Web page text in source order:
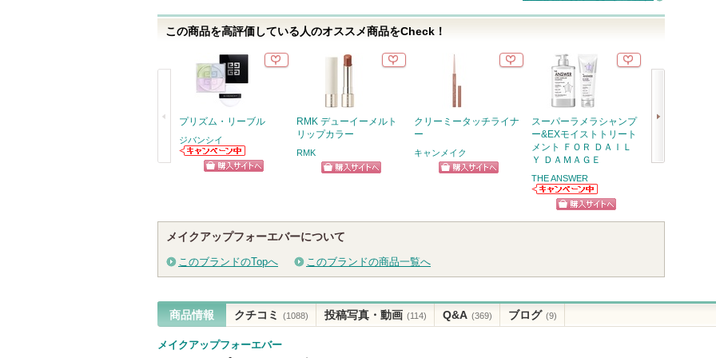
さ
れ
て
す
この商品を高評価している人のオススメ商品をCheck！
プリズム・リーブル
ジバンシイ
ジバンシイから
のお知らせがあ
RMK デューイーメルト
リップカラー
RMK
クリーミータッチライナ
ー
キャンメイク
スーパーラメラシャンプ
ー&EXモイストトリート
メント ＦＯＲ ＤＡＩＬ
Ｙ ＤＡＭＡＧＥ
THE ANSWER
THE ANSWERか
らのお知らせが
ありますショッピン
ジェニフィッ
メイクアップフォーエバーについて
このブランドのTopへ このブランドの商品一覧へ
商品情報 クチコミ (1088) 投稿写真・動画 (114) Q&A (369) ブログ (9)
メイクアップフォーエバー